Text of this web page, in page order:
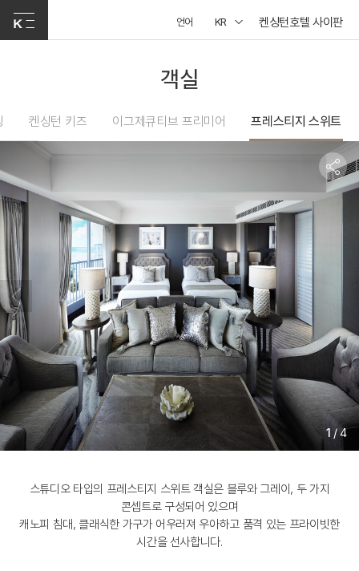
언어 KR 켄싱턴호텔 사이판
객실
켄싱턴 키즈 이그제큐티브 프리미어 프레스티지 스위트
1 /4
스튜디오 타입의 프레스티지 스위트 객실은 블루와 그레이, 두 가지
콘셉트로 구성되어 있으며
캐노피 침대, 클래식한 가구가 어우러져 우아하고 품격 있는 프라이빗한
시간을 선사합니다.